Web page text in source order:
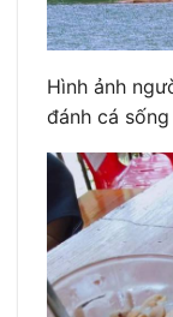
Hình ảnh
đánh cá